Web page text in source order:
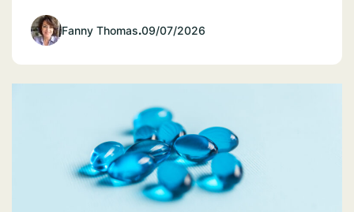
Fanny Thomas.09/07/2026